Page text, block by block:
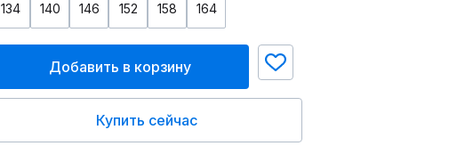
134 140 146 152 158 164
Добавить в корзину
Купить сейчас